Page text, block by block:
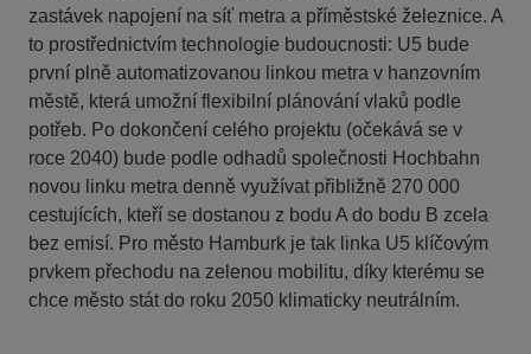
zastávek napojení na síť metra a příměstské železnice. A
to prostřednictvím technologie budoucnosti: U5 bude
první plně automatizovanou linkou metra v hanzovním
městě, která umožní flexibilní plánování vlaků podle
potřeb. Po dokončení celého projektu (očekává se v
roce 2040) bude podle odhadů společnosti Hochbahn
novou linku metra denně využívat přibližně 270 000
cestujících, kteří se dostanou z bodu A do bodu B zcela
bez emisí. Pro město Hamburk je tak linka U5 klíčovým
prvkem přechodu na zelenou mobilitu, díky kterému se
chce město stát do roku 2050 klimaticky neutrálním.